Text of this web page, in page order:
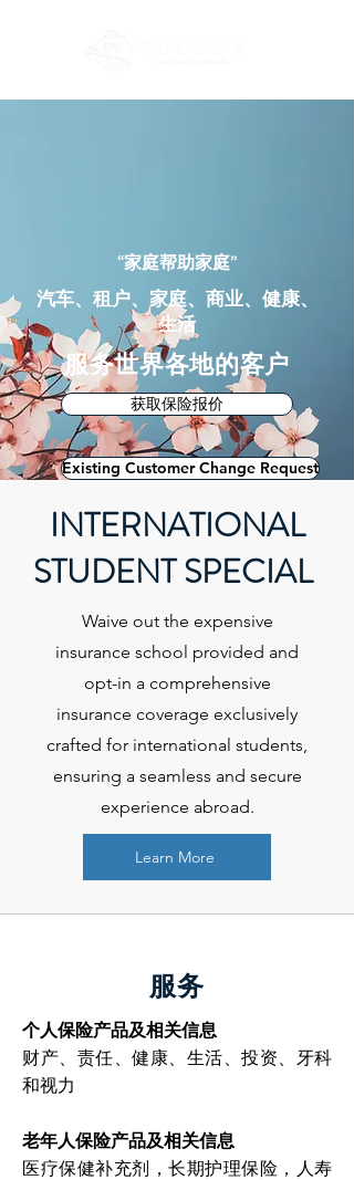
“家庭帮助家庭”
汽车、租户、家庭、商业、健康、
生活
服务世界各地的客户
获取保险报价
Existing Customer Change Request
INTERNATIONAL
STUDENT SPECIAL
Waive out the expensive
insurance school provided and
opt-in a comprehensive
insurance coverage exclusively
crafted for international students,
ensuring a seamless and secure
experience abroad.
Learn More
服务
个人保险产品及相关信息
财产、责任、健康、生活、投资、牙科
和视力
老年人保险产品及相关信息
医疗保健补充剂，长期护理保险，人寿